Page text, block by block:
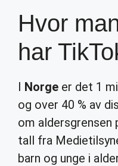
Hvor
har
I Norge er det 1
og over 40 % av
om aldersgrensen
tall fra
barn og unge i